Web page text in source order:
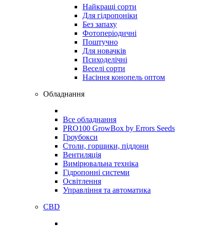
Найкращі сорти
Для гідропоніки
Без запаху
Фотоперіодичні
Поштучно
Для новачків
Психоделічні
Веселі сорти
Насіння конопель оптом
Обладнання
Все обладнання
PRO100 GrowBox by Errors Seeds
Гроубокси
Столи, горщики, піддони
Вентиляція
Вимірювальна техніка
Гідропонні системи
Освітлення
Управління та автоматика
CBD